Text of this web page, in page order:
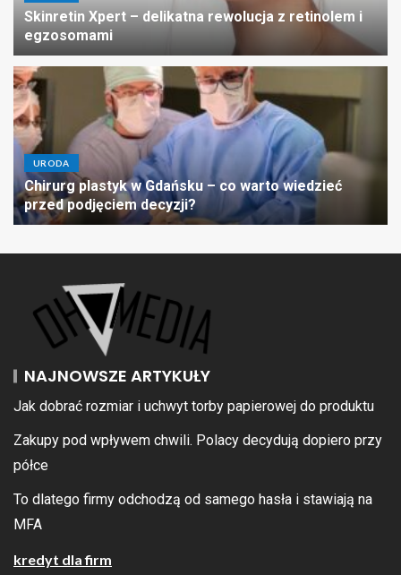
Skinretin Xpert – delikatna rewolucja z retinolem i
egzosomami
URODA
Chirurg plastyk w Gdańsku – co warto wiedzieć
przed podjęciem decyzji?
NAJNOWSZE ARTYKUŁY
Jak dobrać rozmiar i uchwyt torby papierowej do produktu
Zakupy pod wpływem chwili. Polacy decydują dopiero przy
półce
To dlatego firmy odchodzą od samego hasła i stawiają na
MFA
kredyt dla firm